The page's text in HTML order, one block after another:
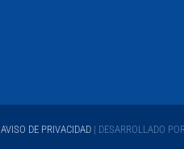
AVISO DE PRIVACIDAD | DESARROLLADO